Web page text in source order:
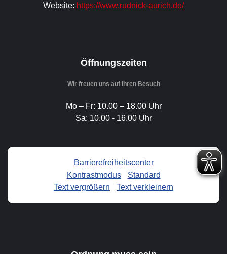
Website: https://www.rudnick-aurich.de/
Öffnungszeiten
Wir freuen uns auf Ihren Besuch
Mo – Fr: 10.00 – 18.00 Uhr
Sa: 10.00 - 16.00 Uhr
Barrierefreiheitscenter
Kontrastmodus- Standard
Text vergrößern
Text verkleinern